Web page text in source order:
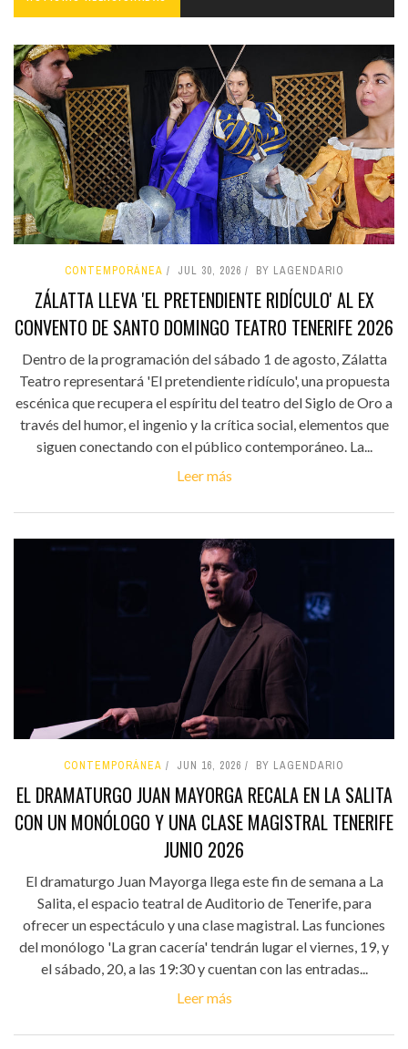
CONTEMPORÁNEA JUL 30, 2026 BY LAGENDARIO
ZÁLATTA LLEVA 'EL PRETENDIENTE RIDÍCULO' AL EX
CONVENTO DE SANTO DOMINGO TEATRO TENERIFE 2026
Dentro de la programación del sábado 1 de agosto, Zálatta
Teatro representará 'El pretendiente ridículo', una propuesta
escénica que recupera el espíritu del teatro del Siglo de Oro a
través del humor, el ingenio y la crítica social, elementos que
siguen conectando con el público contemporáneo. La...
Leer más
CONTEMPORÁNEA JUN 16, 2026 BY LAGENDARIO
EL DRAMATURGO JUAN MAYORGA RECALA EN LA SALITA
CON UN MONÓLOGO Y UNA CLASE MAGISTRAL TENERIFE
JUNIO 2026
El dramaturgo Juan Mayorga llega este fin de semana a La
Salita, el espacio teatral de Auditorio de Tenerife, para
ofrecer un espectáculo y una clase magistral. Las funciones
del monólogo 'La gran cacería' tendrán lugar el viernes, 19, y
el sábado, 20, a las 19:30 y cuentan con las entradas...
Leer más